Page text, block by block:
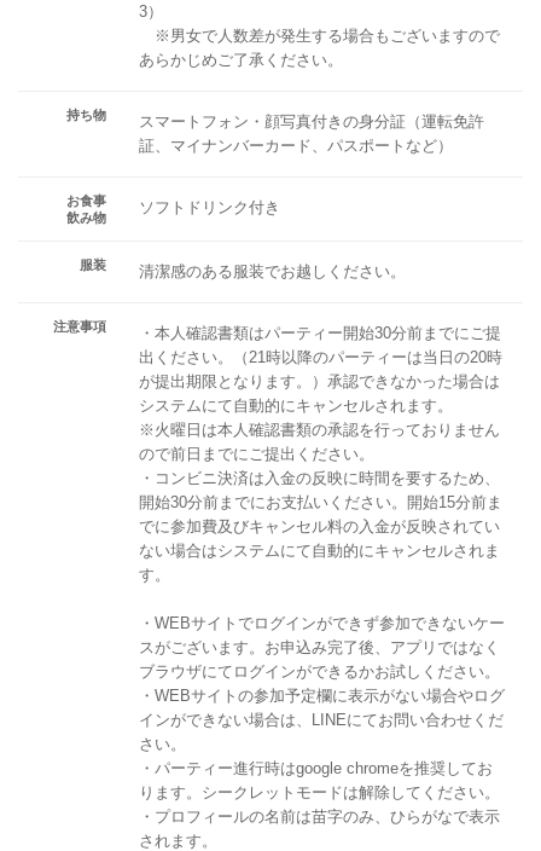
3）
※男女で人数差が発生する場合もございますので
あらかじめご了承ください。
持ち物
スマートフォン・顔写真付きの身分証（運転免許
証、マイナンバーカード、パスポートなど）
お食事
飲み物
ソフトドリンク付き
服装 清潔感のある服装でお越しください。
注意事項
・本人確認書類はパーティー開始30分前までにご提
出ください。（21時以降のパーティーは当日の20時
が提出期限となります。）承認できなかった場合は
システムにて自動的にキャンセルされます。
※火曜日は本人確認書類の承認を行っておりません
ので前日までにご提出ください。
・コンビニ決済は入金の反映に時間を要するため、
開始30分前までにお支払いください。開始15分前ま
でに参加費及びキャンセル料の入金が反映されてい
ない場合はシステムにて自動的にキャンセルされま
す。
・WEBサイトでログインができず参加できないケー
スがございます。お申込み完了後、アプリではなく
ブラウザにてログインができるかお試しください。
・WEBサイトの参加予定欄に表示がない場合やログ
インができない場合は、LINEにてお問い合わせくだ
さい。
・パーティー進行時はgoogle chromeを推奨してお
ります。シークレットモードは解除してください。
・プロフィールの名前は苗字のみ、ひらがなで表示
されます。